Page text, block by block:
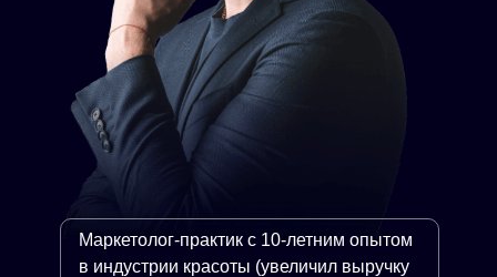
Маркетолог-практик с 10-летним опытом
в индустрии красоты (увеличил выручку